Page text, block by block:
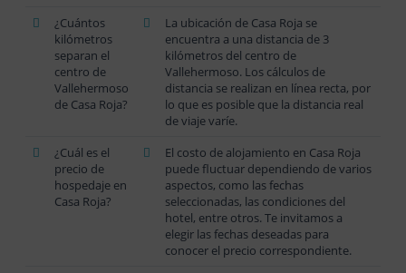
¿Cuántos
kilómetros
separan el
centro de
Vallehermoso
de Casa Roja?
La ubicación de Casa Roja se
encuentra a una distancia de 3
kilómetros del centro de
Vallehermoso. Los cálculos de
distancia se realizan en línea recta, por
lo que es posible que la distancia real
de viaje varíe.
¿Cuál es el
precio de
hospedaje en
Casa Roja?
El costo de alojamiento en Casa Roja
puede fluctuar dependiendo de varios
aspectos, como las fechas
seleccionadas, las condiciones del
hotel, entre otros. Te invitamos a
elegir las fechas deseadas para
conocer el precio correspondiente.